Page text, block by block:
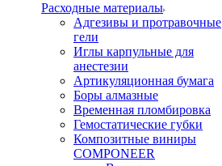
Расходные материалы
Адгезивы и протравочные
гели
Иглы карпульные для
анестезии
Артикуляционная бумага
Боры алмазные
Временная пломбировка
Гемостатические губки
Композитные виниры
COMPONEER